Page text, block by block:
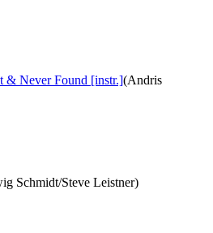
& Never Found [instr.](Andris
Schmidt/Steve Leistner)